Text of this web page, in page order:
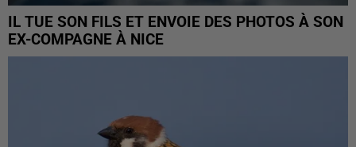
IL TUE SON FILS ET ENVOIE DES PHOTOS À SON
EX-COMPAGNE À NICE